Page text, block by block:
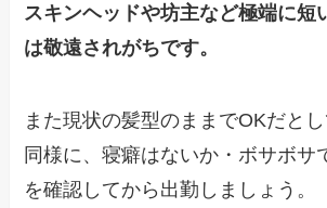
スキンヘッドや坊主など極端に短
は敬遠されがちです。
また現状の髪型のままでOKだと
同様に、寝癖はないか・ボサボサ
を確認してから出勤しましょう。